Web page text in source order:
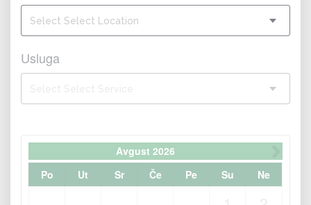
Select Select Location
Usluga
Avgust 2026
Po
Ut Sr Če Pe Su Ne